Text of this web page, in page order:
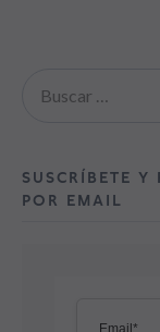
SUSCRÍBETE Y
POR EMAIL